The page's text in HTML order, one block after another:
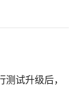
试升级后，